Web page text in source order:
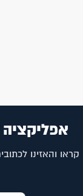
קראו והאזינו